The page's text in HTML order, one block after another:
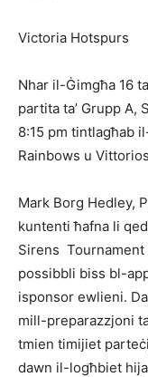
Victoria
Nhar il-Ġimgħa 16
partita ta’ Grupp
8:15 pm tintlagħab
Rainbows u
Mark Borg Hedley,
kuntenti ħafna li
Sirens Tournament
possibbli biss bl-
isponsor ewlieni.
mill-preparazzjoni
tmien timijiet
dawn il-logħbiet